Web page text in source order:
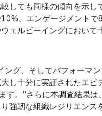
しても同様の傾向を示
、エンゲージメント
ェルビーイングにおい
グ、そしてパフォーマ
し十分に実証されたエ
す。“さらに本調査結果
強靭な組織レジリエン